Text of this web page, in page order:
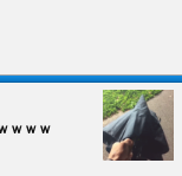
ｗｗｗ